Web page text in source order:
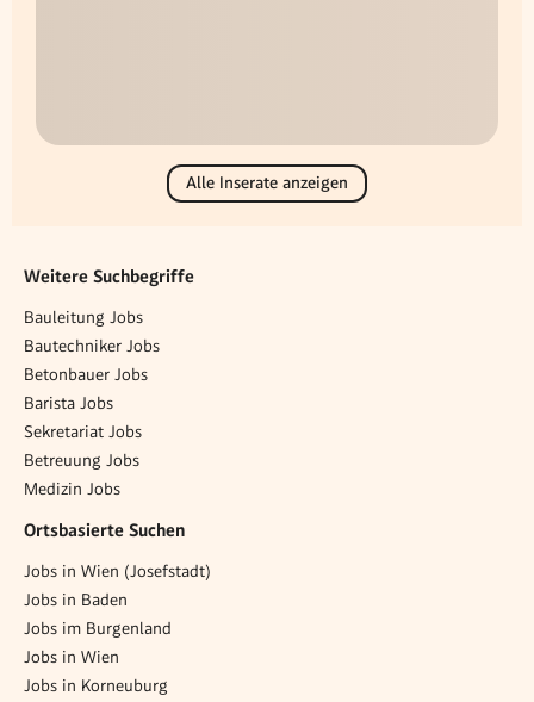
Alle Inserate anzeigen
Weitere Suchbegriffe
Bauleitung Jobs
Bautechniker Jobs
Betonbauer Jobs
Barista Jobs
Sekretariat Jobs
Betreuung Jobs
Medizin Jobs
Ortsbasierte Suchen
Jobs in Wien (Josefstadt)
Jobs in Baden
Jobs im Burgenland
Jobs in Wien
Jobs in Korneuburg